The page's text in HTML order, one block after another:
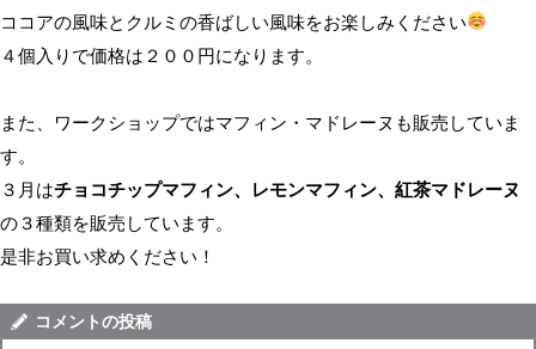
ココアの風味とクルミの香ばしい風味をお楽しみください
４個入りで価格は２００円になります。
また、ワークショップではマフィン・マドレーヌも販売していま
す。
３月はチョコチップマフィン、レモンマフィン、紅茶マドレーヌ
の３種類を販売しています。
是非お買い求めください！
コメントの投稿